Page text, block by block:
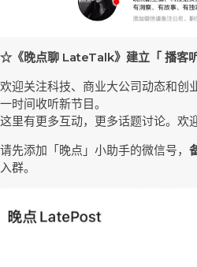
☆《晚点聊 LateTalk》建立「 播客
欢迎关注科技、商业大公司动态和创
一时间收听新节目。
这里有更多互动，更多话题讨论。欢
请先添加「晚点」小助手的微信号，
入群。